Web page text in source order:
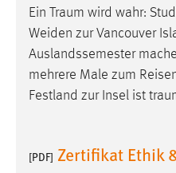
Ein Traum wird wahr:
Weiden zur Vancouver
Auslandssemester
mehrere Male zum
Festland zur Insel ist
[PDF] Zertifikat Ethik
Plattformen anzeigen zu
externen Medien
YouTube